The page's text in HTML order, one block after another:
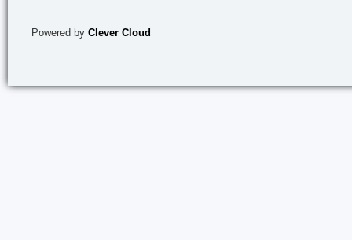
Powered by Clever Cloud